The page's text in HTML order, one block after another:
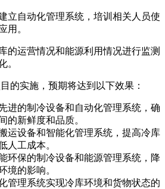
立自动化管理系统，培训相关人员使
用。
的运营情况和能源利用情况进行监测
。
的实施，预期将达到以下效果：
进的制冷设备和自动化管理系统，确
的新鲜度和品质。
运设备和智能化管理系统，提高冷库
人工成本。
环保的制冷设备和能源管理系统，降
境的影响。
管理系统实现冷库环境和货物状态的